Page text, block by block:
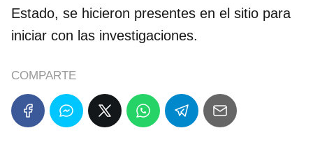
Estado, se hicieron presentes en el sitio para
iniciar con las investigaciones.
COMPARTE